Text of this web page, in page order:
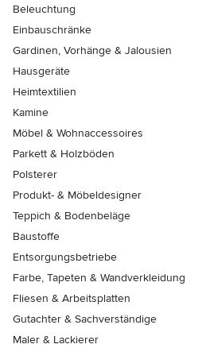
Beleuchtung
Einbauschränke
Gardinen, Vorhänge & Jalousien
Hausgeräte
Heimtextilien
Kamine
Möbel & Wohnaccessoires
Parkett & Holzböden
Polsterer
Produkt- & Möbeldesigner
Teppich & Bodenbeläge
Baustoffe
Entsorgungsbetriebe
Farbe, Tapeten & Wandverkleidung
Fliesen & Arbeitsplatten
Gutachter & Sachverständige
Maler & Lackierer